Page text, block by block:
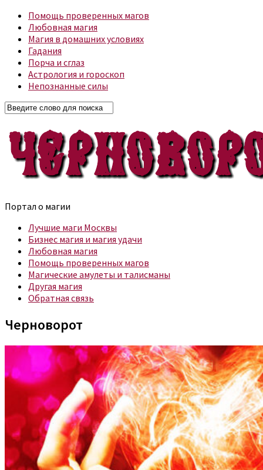
Помощь проверенных магов
Любовная магия
Магия в домашних условиях
Гадания
Порча и сглаз
Астрология и гороскоп
Непознанные силы
Портал о магии
Лучшие маги Москвы
Бизнес магия и магия удачи
Любовная магия
Помощь проверенных магов
Магические амулеты и талисманы
Другая магия
Обратная связь
Черноворот